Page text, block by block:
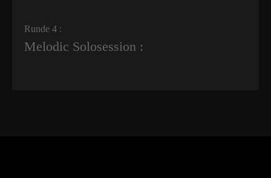
Runde 4 :
Melodic Solosession :